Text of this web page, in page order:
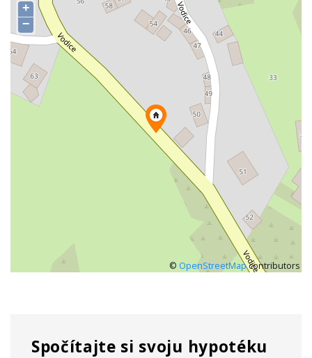
+
−
© OpenStreetMapcontributors
Spočítajte si svoju hypotéku